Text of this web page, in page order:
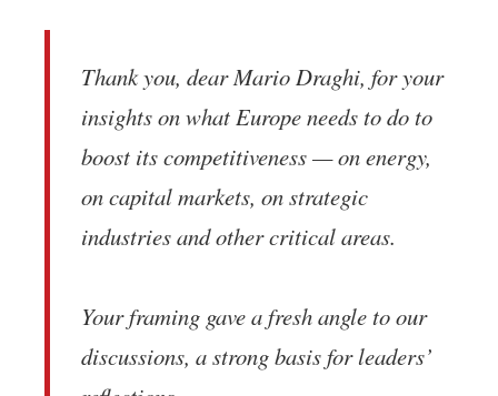
Thank you, dear Mario Draghi, for your
insights on what Europe needs to do to
boost its competitiveness — on energy,
on capital markets, on strategic
industries and other critical areas.
Your framing gave a fresh angle to our
discussions, a strong basis for leaders’